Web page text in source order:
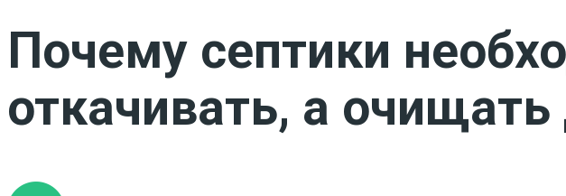
Почему септики
откачивать, а